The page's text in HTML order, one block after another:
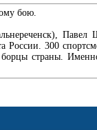
бою.
Павел
России. 300
страны. Именно